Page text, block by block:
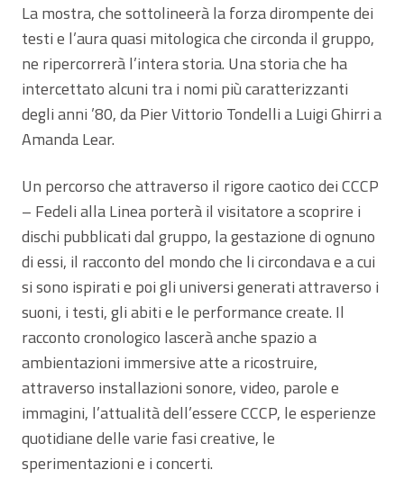
La mostra, che sottolineerà la forza dirompente dei
testi e l’aura quasi mitologica che circonda il gruppo,
ne ripercorrerà l’intera storia. Una storia che ha
intercettato alcuni tra i nomi più caratterizzanti
degli anni ’80, da Pier Vittorio Tondelli a Luigi Ghirri a
Amanda Lear.
Un percorso che attraverso il rigore caotico dei CCCP
– Fedeli alla Linea porterà il visitatore a scoprire i
dischi pubblicati dal gruppo, la gestazione di ognuno
di essi, il racconto del mondo che li circondava e a cui
si sono ispirati e poi gli universi generati attraverso i
suoni, i testi, gli abiti e le performance create. Il
racconto cronologico lascerà anche spazio a
ambientazioni immersive atte a ricostruire,
attraverso installazioni sonore, video, parole e
immagini, l’attualità dell’essere CCCP, le esperienze
quotidiane delle varie fasi creative, le
sperimentazioni e i concerti.